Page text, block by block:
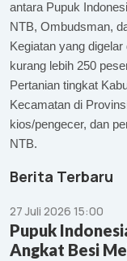
antara Pupuk
NTB, Ombudsman,
Kegiatan yang
kurang lebih 250
Pertanian tingkat
Kecamatan di
kios/pengecer, dan
NTB.
Berita Terbaru
27 Juli 2026 15:00
Pupuk
Angkat Besi